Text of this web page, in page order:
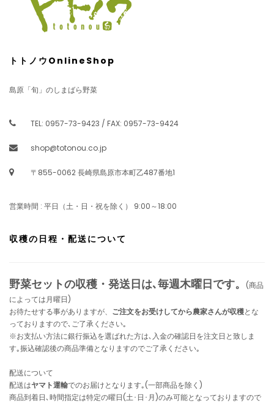
トトノウOnlineShop
島原「旬」のしまばら野菜
TEL: 0957-73-9423 / FAX: 0957-73-9424
shop@totonou.co.jp
〒855-0062 長崎県島原市本町乙487番地1
営業時間 : 平日（土・日・祝を除く） 9:00～18:00
収穫の日程・配送について
野菜セットの収穫・発送日は､毎週木曜日です。
(商品
によっては月曜日)
お待たせする事がありますが、 ご注文をお受けしてから農家さんが収穫とな
っておりますので､ご了承ください｡
※お支払い方法に銀行振込を選ばれた方は､入金の確認日を注文日と致しま
す｡振込確認後の商品準備となりますのでご了承ください｡
配送について
配送はヤマト運輸でのお届けとなります｡(一部商品を除く)
商品到着日､時間指定は特定の曜日(土･日･月)のみ可能となっておりますので